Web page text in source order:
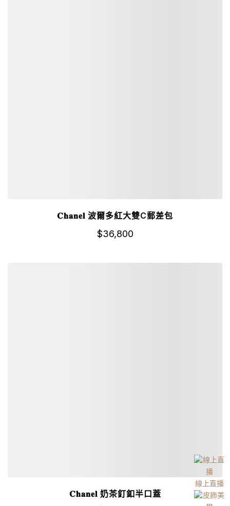
𝐂𝐡𝐚𝐧𝐞𝐥 波爾多紅大雙C郵差包
$36,800
𝐂𝐡𝐚𝐧𝐞𝐥 奶茶釘釦半口蓋
線上直播